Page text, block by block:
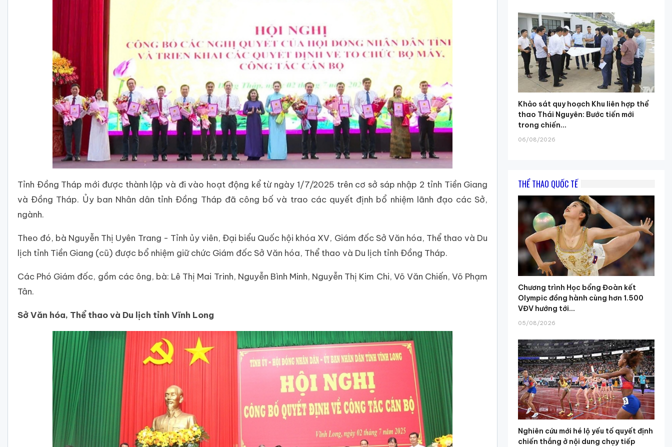
Tỉnh Đồng Tháp mới được thành lập và đi vào hoạt động kể từ ngày 1/7/2025 trên cơ sở sáp nhập 2 tỉnh Tiền Giang
và Đồng Tháp. Ủy ban Nhân dân tỉnh Đồng Tháp đã công bố và trao các quyết định bổ nhiệm lãnh đạo các Sở,
ngành.
Theo đó, bà Nguyễn Thị Uyên Trang - Tỉnh ủy viên, Đại biểu Quốc hội khóa XV, Giám đốc Sở Văn hóa, Thể thao và Du
lịch tỉnh Tiền Giang (cũ) được bổ nhiệm giữ chức Giám đốc Sở Văn hóa, Thể thao và Du lịch tỉnh Đồng Tháp.
Các Phó Giám đốc, gồm các ông, bà: Lê Thị Mai Trinh, Nguyễn Bình Minh, Nguyễn Thị Kim Chi, Võ Văn Chiến, Võ Phạm
Tân.
Sở Văn hóa, Thể thao và Du lịch tỉnh Vĩnh Long
Khảo sát quy hoạch Khu liên hợp thể
thao Thái Nguyên: Bước tiến mới
trong chiến...
06/08/2026
THỂ THAO QUỐC TẾ
Chương trình Học bổng Đoàn kết
Olympic đồng hành cùng hơn 1.500
VĐV hướng tới...
05/08/2026
Nghiên cứu mới hé lộ yếu tố quyết định
chiến thắng ở nội dung chạy tiếp